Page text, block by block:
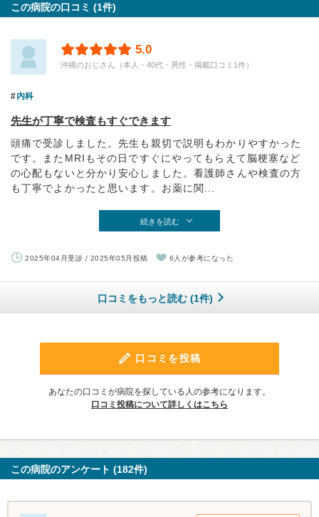
この病院の口コミ (1件)
5.0
沖縄のおじさん（本人・40代・男性・掲載口コミ1件）
内科
先生が丁寧で検査もすぐできます
頭痛で受診しました。先生も親切で説明もわかりやすかった
です。またMRIもその日ですぐにやってもらえて脳梗塞など
の心配もないと分かり安心しました。看護師さんや検査の方
も丁寧でよかったと思います。お薬に関...
続きを読む
2025年04月受診 / 2025年05月投稿 6人が参考になった
口コミをもっと読む (1件)
口コミを投稿
あなたの口コミが病院を探している人の参考になります。
口コミ投稿について詳しくはこちら
この病院のアンケート (182件)